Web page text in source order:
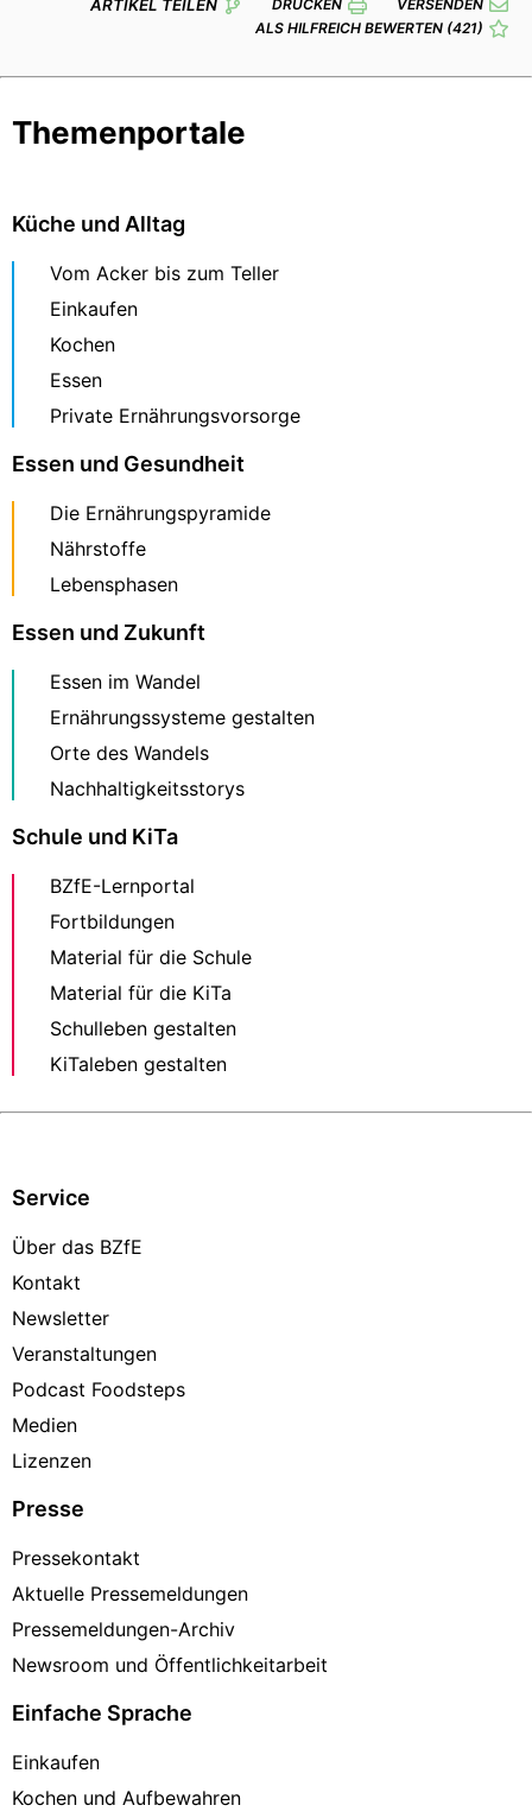
ARTIKEL TEILEN DRUCKEN
VERSENDEN
ALS HILFREICH BEWERTEN (421)
Themenportale
Küche und Alltag
Vom Acker bis zum Teller
Einkaufen
Kochen
Essen
Private Ernährungsvorsorge
Essen und Gesundheit
Die Ernährungspyramide
Nährstoffe
Lebensphasen
Essen und Zukunft
Essen im Wandel
Ernährungssysteme gestalten
Orte des Wandels
Nachhaltigkeitsstorys
Schule und KiTa
BZfE-Lernportal
Fortbildungen
Material für die Schule
Material für die KiTa
Schulleben gestalten
KiTaleben gestalten
Service
Über das BZfE
Kontakt
Newsletter
Veranstaltungen
Podcast Foodsteps
Medien
Lizenzen
Presse
Pressekontakt
Aktuelle Pressemeldungen
Pressemeldungen-Archiv
Newsroom und Öffentlichkeitarbeit
Einfache Sprache
Einkaufen
Kochen und Aufbewahren